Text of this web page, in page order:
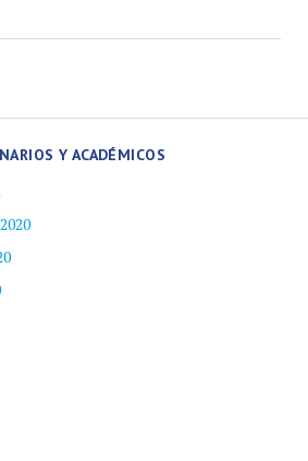
Y ACADÉMICOS